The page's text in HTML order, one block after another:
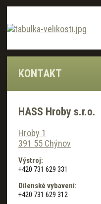
KONTAKT
HASS Hroby s.r.o.
Hroby 1
391 55 Chýnov
Výstroj:
+420 731 629 331
Dílenské vybavení:
+420 731 629 312